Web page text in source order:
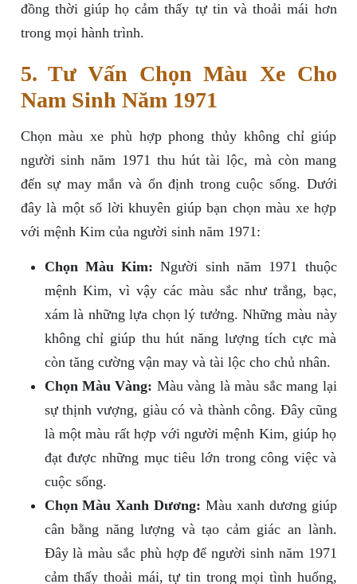
đồng thời giúp họ cảm thấy tự tin và thoải mái hơn
trong mọi hành trình.
5. Tư Vấn Chọn Màu Xe Cho
Nam Sinh Năm 1971
Chọn màu xe phù hợp phong thủy không chỉ giúp
người sinh năm 1971 thu hút tài lộc, mà còn mang
đến sự may mắn và ổn định trong cuộc sống. Dưới
đây là một số lời khuyên giúp bạn chọn màu xe hợp
với mệnh Kim của người sinh năm 1971:
Chọn Màu Kim: Người sinh năm 1971 thuộc
mệnh Kim, vì vậy các màu sắc như trắng, bạc,
xám là những lựa chọn lý tưởng. Những màu này
không chỉ giúp thu hút năng lượng tích cực mà
còn tăng cường vận may và tài lộc cho chủ nhân.
Chọn Màu Vàng: Màu vàng là màu sắc mang lại
sự thịnh vượng, giàu có và thành công. Đây cũng
là một màu rất hợp với người mệnh Kim, giúp họ
đạt được những mục tiêu lớn trong công việc và
cuộc sống.
Chọn Màu Xanh Dương: Màu xanh dương giúp
cân bằng năng lượng và tạo cảm giác an lành.
Đây là màu sắc phù hợp để người sinh năm 1971
cảm thấy thoải mái, tự tin trong mọi tình huống,